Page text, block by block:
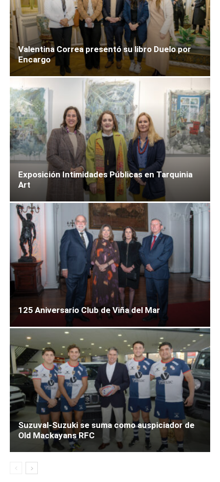
Valentina Correa presentó su libro Duelo por
Encargo
Exposición Intimidades Públicas en Tarquinia
Art
125 Aniversario Club de Viña del Mar
Suzuval-Suzuki se suma como auspiciador de
Old Mackayans RFC